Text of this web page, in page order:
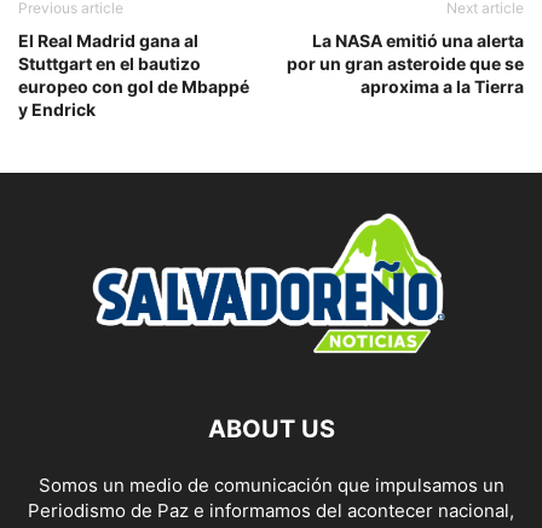
Previous article
El Real Madrid gana al
Stuttgart en el bautizo
europeo con gol de Mbappé
y Endrick
Next article
La NASA emitió una alerta
por un gran asteroide que se
aproxima a la Tierra
ABOUT US
Somos un medio de comunicación que impulsamos un
Periodismo de Paz e informamos del acontecer nacional,